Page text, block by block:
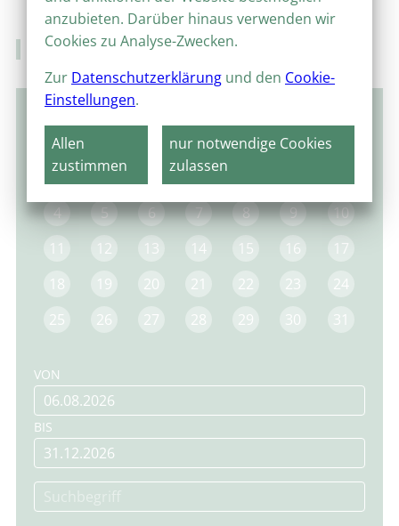
Veranstaltungskalender
MO DO FR SA
4
5 6 7 8 9
10
11
12 13 14 15 16
17
18
19 20 21 22 23
24
25
26 27 28 29 30 31
VON
BIS
anzubieten. Darüber hinaus verwenden wir
Cookies zu Analyse-Zwecken.
Zur Datenschutzerklärung und den Cookie-
Einstellungen.
Allen
zustimmen
nur notwendige Cookies
zulassen